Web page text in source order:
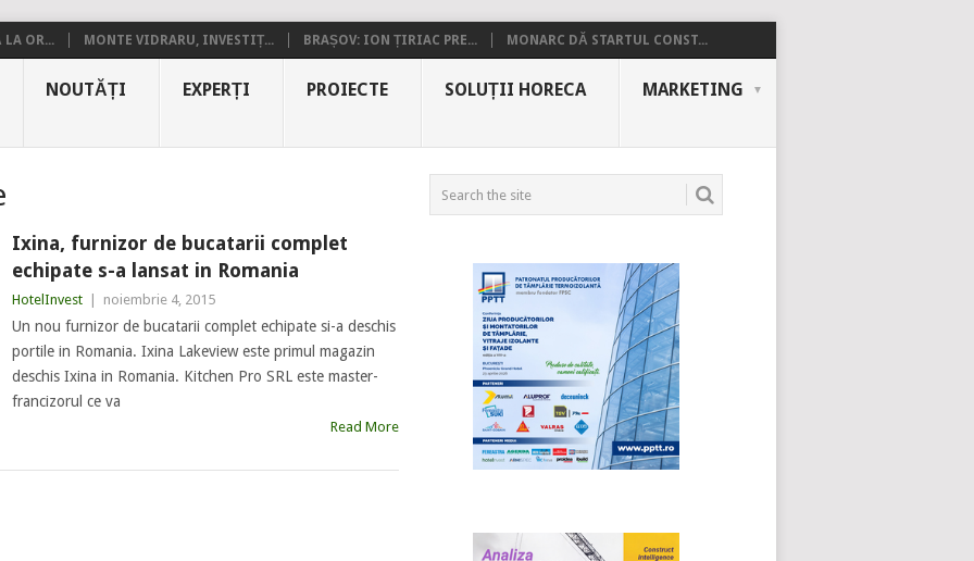
LA OR... MONTE VIDRARU, INVESTIȚ... BRAȘOV: ION ȚIRIAC PRE... MONARC DĂ STARTUL CONST...
NOUTĂȚI EXPERȚI PROIECTE SOLUȚII HORECA MARKETING
Ixina, furnizor de bucatarii complet
echipate s-a lansat in Romania
HotelInvest noiembrie 4, 2015
Un nou furnizor de bucatarii complet echipate si-a deschis
portile in Romania. Ixina Lakeview este primul magazin
deschis Ixina in Romania. Kitchen Pro SRL este master-
francizorul ce va
Read More